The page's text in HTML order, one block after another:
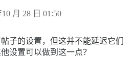
10 月 28 日 01:50
子的设置，但这并不能延迟它们
设置可以做到这一点？